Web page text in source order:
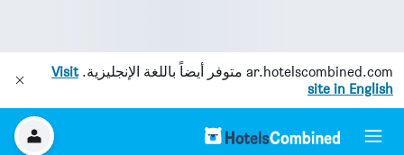
ar.hotelscombined.com متوفر أيضاً باللغة الإنجليزية.Visit
site in English